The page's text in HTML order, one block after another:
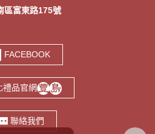
- 2019/06/18
刷歡迎打樣‎ - 2019/05/10
- 2019/05/10
造廠商‎ - 2019/05/07
貼訂做 - 2019/05/06
客製 - 2019/04/18
區富東路175號
FACEBOOK
禮品官網
聯絡我們